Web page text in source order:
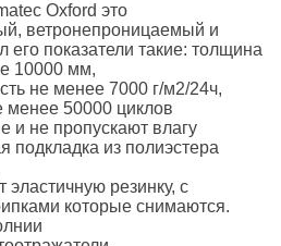
Oxford это
ветронепроницаемый и
показатели такие: толщина
10000 мм,
не менее 7000 г/м2/24ч,
менее 50000 циклов
и не пропускают влагу
подкладка из полиэстера
резинку, с
которые снимаются.